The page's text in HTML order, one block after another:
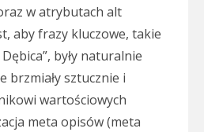
w atrybutach alt
aby frazy kluczowe, takie
były naturalnie
brzmiały sztucznie i
wartościowych
meta opisów (meta